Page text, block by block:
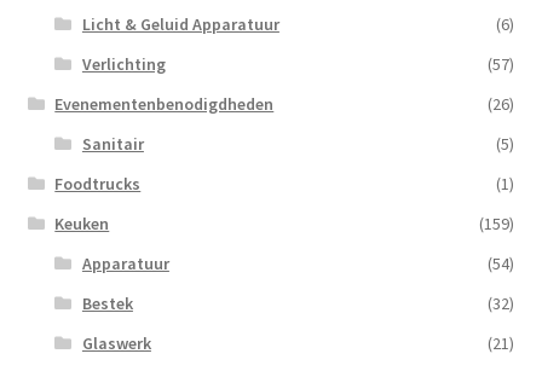
Licht & Geluid Apparatuur
(6)
Verlichting
(57)
Evenementenbenodigdheden
(26)
Sanitair
(5)
Foodtrucks
(1)
Keuken
(159)
Apparatuur
(54)
Bestek
(32)
Glaswerk
(21)